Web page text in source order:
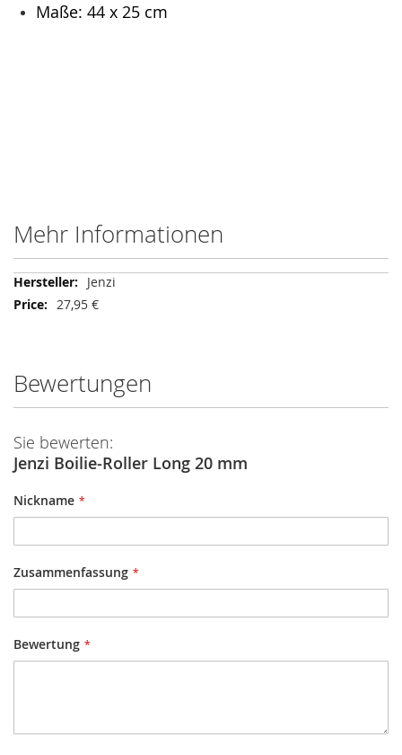
Maße: 44 x 25 cm
Mehr Informationen
Mehr
Informationen
Jenzi
27,95 €
Bewertungen
Sie bewerten:
Jenzi Boilie-Roller Long 20 mm
Nickname
Zusammenfassung
Bewertung